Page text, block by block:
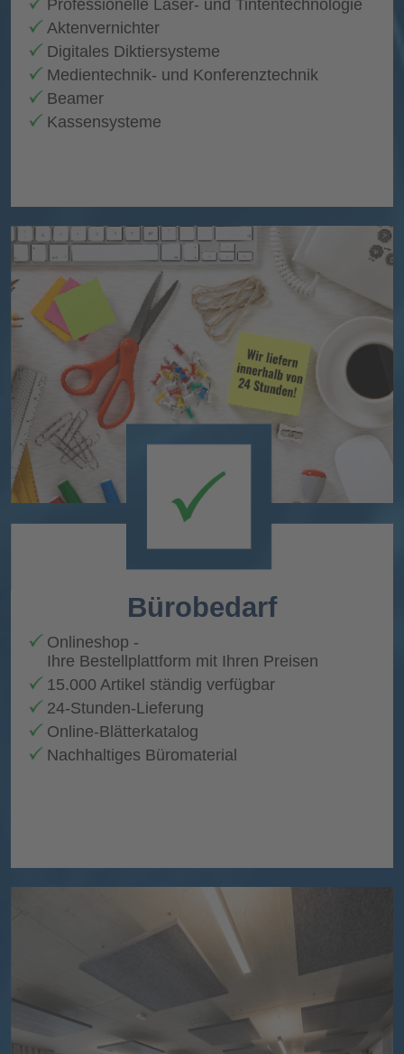
Professionelle Laser- und Tintentechnologie
Aktenvernichter
Digitales Diktiersysteme
Medientechnik- und Konferenztechnik
Beamer
Kassensysteme
Bürobedarf
Onlineshop -
Ihre Bestellplattform mit Ihren Preisen
15.000 Artikel ständig verfügbar
24-Stunden-Lieferung
Online-Blätterkatalog
Nachhaltiges Büromaterial